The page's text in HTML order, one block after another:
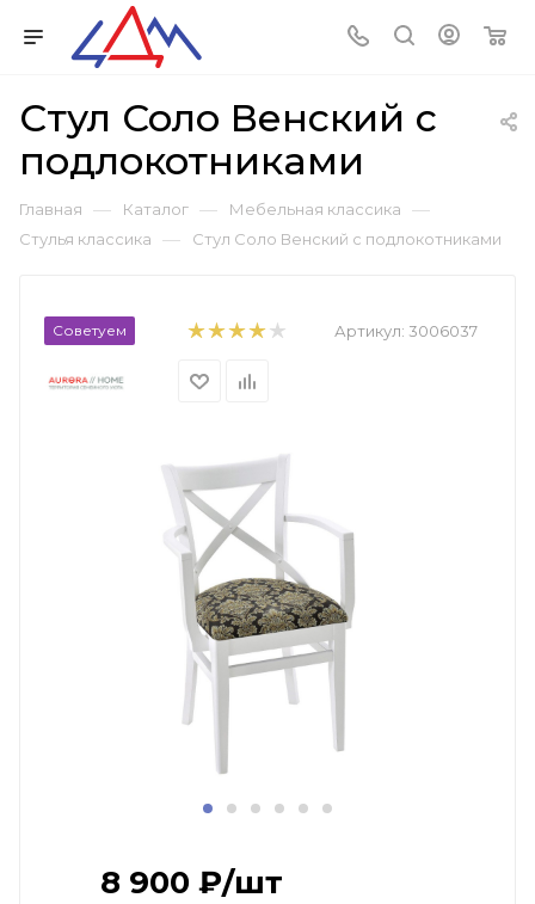
Стул Соло Венский с
подлокотниками
Главная — Каталог — Мебельная классика —
Стулья классика — Стул Соло Венский с подлокотниками
Советуем Артикул: 3006037
8 900 ₽/шт